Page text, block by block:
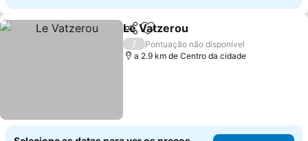
PartilharAdicionar aos favoritos
Le Vatzerou
/
Pontuação não disponível
a 2.9 km de Centro da cidade